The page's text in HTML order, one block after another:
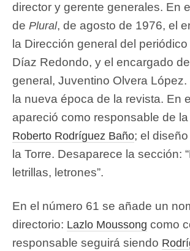
director y gerente generales. En
de Plural, de agosto de 1976, el
la Dirección general del
Díaz Redondo, y el encargado
general, Juventino Olvera
la nueva época de la revista. En
apareció como responsable de
Roberto Rodríguez Baño; el
la Torre. Desaparece la sección:
letrillas, letrones”.
En el número 61 se añade un
directorio: Lazlo Moussong como
responsable seguirá siendo